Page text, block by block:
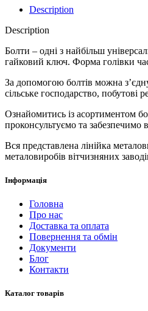
Description
Description
Болти – одні з найбільш
гайковий ключ. Форма голівки
За допомогою болтів можна
сільське господарство, побутові
Ознайомитись із асортиментом
проконсультуємо та забезпечимо
Вся представлена ​​лінійка
металовиробів вітчизняних
Інформація
Головна
Про нас
Доставка та оплата
Повернення та обмін
Документи
Блог
Контакти
Каталог товарів